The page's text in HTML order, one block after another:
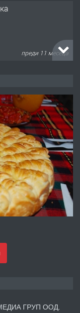
преди 11 месеца
преди 1 година
преди 1 година
на Ангел
ГРУП ООД.